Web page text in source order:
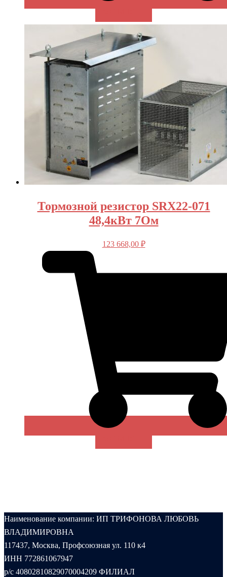
Тормозной резистор SRX22-071
48,4кВт 7Ом
123 668,00 ₽
Наименование компании: ИП ТРИФОНОВА ЛЮБОВЬ
ВЛАДИМИРОВНА
117437, Москва, Профсоюзная ул. 110 к4
ИНН 772861067947
р/с 40802810829070004209 ФИЛИАЛ